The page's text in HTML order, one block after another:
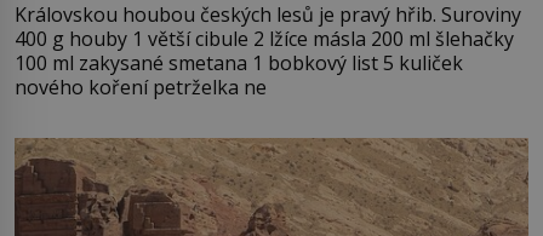
Královskou houbou českých lesů je pravý hřib. Suroviny
400 g houby 1 větší cibule 2 lžíce másla 200 ml šlehačky
100 ml zakysané smetana 1 bobkový list 5 kuliček
nového koření petrželka ne